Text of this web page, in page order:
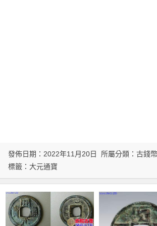
發佈日期：2022年11月20日 所屬分類： 古錢幣
標籤： 大元通寶